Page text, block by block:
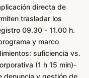
directa de
trasladar los
09.30 - 11.00 h.
y marco
suficiencia vs.
(1 h 15 min)-
denuncia y gestión de